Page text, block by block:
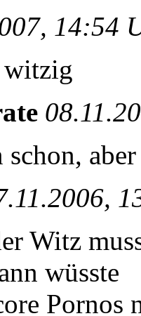
14:54
schon,
Witz
wüsste
Pornos